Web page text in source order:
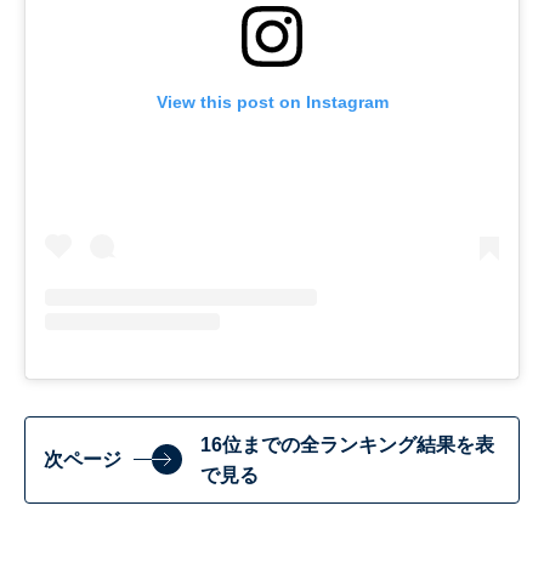
View this post on Instagram
次ページ
16位までの全ランキング結果を表
で見る